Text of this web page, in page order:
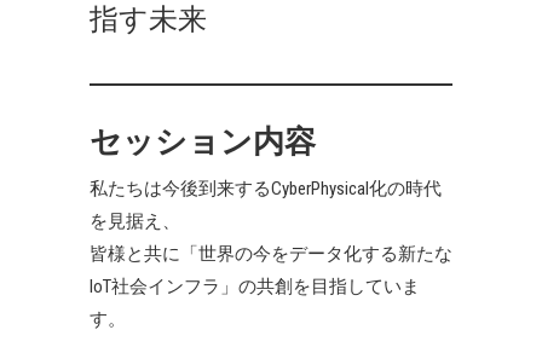
指す未来
セッション内容
私たちは今後到来するCyberPhysical化の時代
を見据え、
皆様と共に「世界の今をデータ化する新たな
IoT社会インフラ」の共創を目指していま
す。